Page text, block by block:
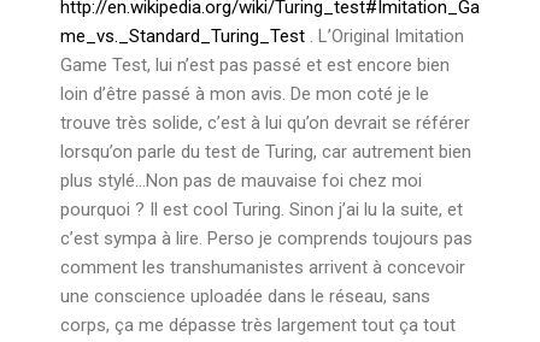
http://en.wikipedia.org/wiki/Turing_test#Imitation_Ga
me_vs._Standard_Turing_Test . L’Original Imitation
Game Test, lui n’est pas passé et est encore bien
loin d’être passé à mon avis. De mon coté je le
trouve très solide, c’est à lui qu’on devrait se référer
lorsqu’on parle du test de Turing, car autrement bien
plus stylé…Non pas de mauvaise foi chez moi
pourquoi ? Il est cool Turing. Sinon j’ai lu la suite, et
c’est sympa à lire. Perso je comprends toujours pas
comment les transhumanistes arrivent à concevoir
une conscience uploadée dans le réseau, sans
corps, ça me dépasse très largement tout ça tout